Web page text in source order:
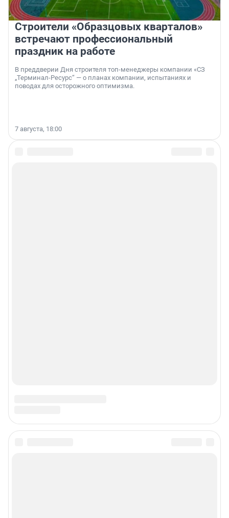
Строители «Образцовых кварталов»
встречают профессиональный
праздник на работе
В преддверии Дня строителя топ-менеджеры компании «СЗ
„Терминал-Ресурс“ — о планах компании, испытаниях и
поводах для осторожного оптимизма.
7 августа, 18:00